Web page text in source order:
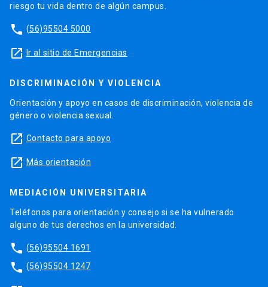
riesgo tu vida dentro de algún campus.
phone (56)95504 5000
launch Ir al sitio de Emergencias
DISCRIMINACIÓN Y VIOLENCIA
Orientación y apoyo en casos de discriminación, violencia de
género o violencia sexual.
launch Contacto para apoyo
launch Más orientación
MEDIACIÓN UNIVERSITARIA
Teléfonos para orientación y consejo si se ha vulnerado
alguno de tus derechos en la universidad.
phone (56)95504 1691
phone (56)95504 1247